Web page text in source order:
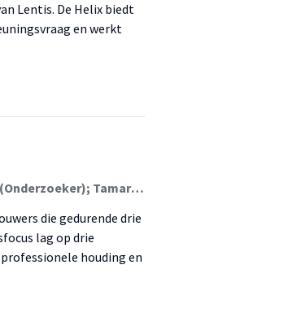
Lentis. De Helix biedt
en werkt
Elsemarijn Ippel (Onderzoeker); Elske van den Boom-Muilenburg (Onderzoeker); Tamar Tas (Onderzoeker)
die gedurende drie
lag op drie
houding en